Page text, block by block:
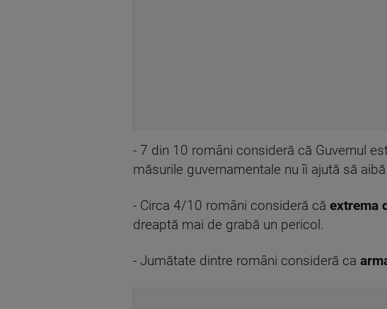
- 7 din 10 români consideră că Guvernul
măsurile guvernamentale nu îi ajută să
- Circa 4/10 români consideră că extrema
dreaptă mai de grabă un pericol.
- Jumătate dintre români consideră ca